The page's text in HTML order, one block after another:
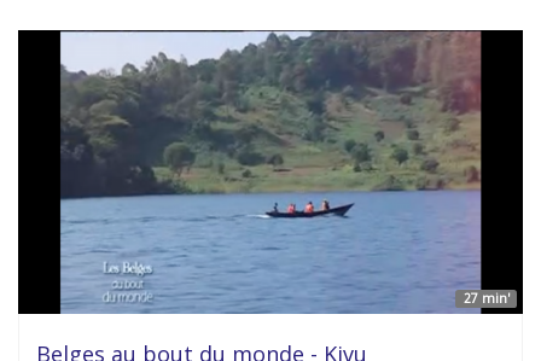
27 min'
Belges au bout du monde - Kivu